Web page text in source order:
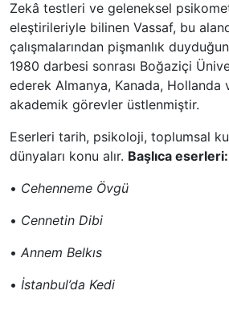
Zekâ testleri ve geleneksel
eleştirileriyle bilinen Vassaf, bu
çalışmalarından pişmanlık
1980 darbesi sonrası Boğaziçi
ederek Almanya, Kanada, Hollanda
akademik görevler üstlenmiştir.
Eserleri tarih, psikoloji, toplumsal
dünyaları konu alır. Başlıca eserleri:
• Cehenneme Övgü
• Cennetin Dibi
• Annem Belkıs
• İstanbul’da Kedi